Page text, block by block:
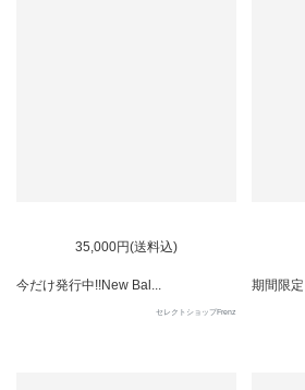
35,000円(送料込)
今だけ発行中!!New Bal...
セレクトショップFrenz
期間限